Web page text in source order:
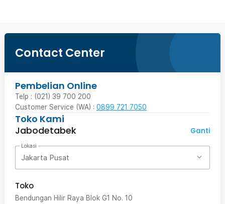
Contact Center
Pembelian Online
Telp : (021) 39 700 200
Customer Service (WA) : 0899 721 7050
Toko Kami
Jabodetabek
Ganti
Lokasi
Jakarta Pusat
Toko
Bendungan Hilir Raya Blok G1 No. 10